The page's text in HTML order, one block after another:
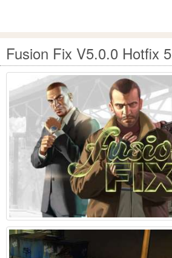
Fusion Fix V5.0.0 Hotfix 5